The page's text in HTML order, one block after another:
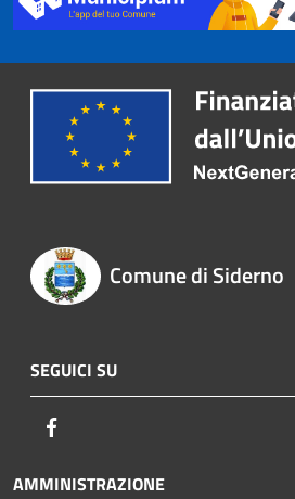
Comune di Siderno
SEGUICI SU
AMMINISTRAZIONE